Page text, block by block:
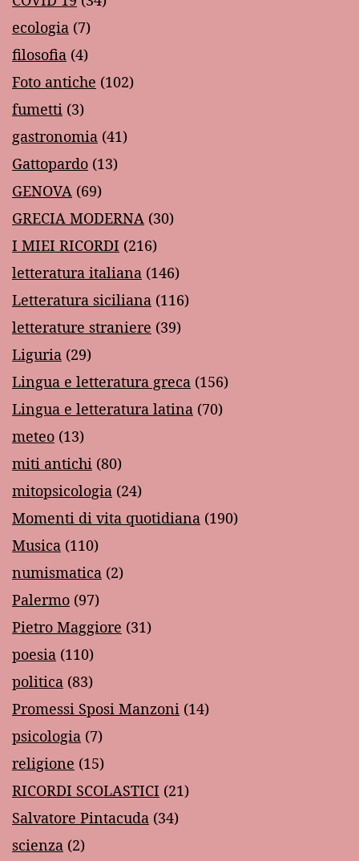
ecologia (7)
filosofia (4)
Foto antiche (102)
fumetti (3)
gastronomia (41)
Gattopardo (13)
GENOVA (69)
GRECIA MODERNA (30)
I MIEI RICORDI (216)
letteratura italiana (146)
Letteratura siciliana (116)
letterature straniere (39)
Liguria (29)
Lingua e letteratura greca (156)
Lingua e letteratura latina (70)
meteo (13)
miti antichi (80)
mitopsicologia (24)
Momenti di vita quotidiana (190)
Musica (110)
numismatica (2)
Palermo (97)
Pietro Maggiore (31)
poesia (110)
politica (83)
Promessi Sposi Manzoni (14)
psicologia (7)
religione (15)
RICORDI SCOLASTICI (21)
Salvatore Pintacuda (34)
scienza (2)